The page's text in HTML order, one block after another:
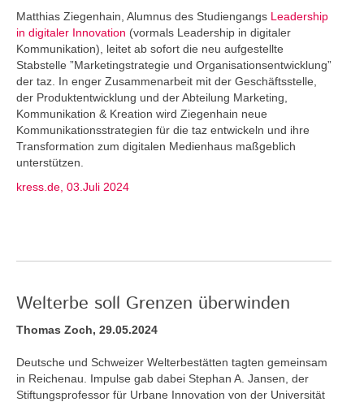
Matthias Ziegenhain, Alumnus des Studiengangs Leadership
in digitaler Innovation (vormals Leadership in digitaler
Kommunikation), leitet ab sofort die neu aufgestellte
Stabstelle ”Marketingstrategie und Organisationsentwicklung”
der taz. In enger Zusammenarbeit mit der Geschäftsstelle,
der Produktentwicklung und der Abteilung Marketing,
Kommunikation & Kreation wird Ziegenhain neue
Kommunikationsstrategien für die taz entwickeln und ihre
Transformation zum digitalen Medienhaus maßgeblich
unterstützen.
kress.de, 03.Juli 2024
Welterbe soll Grenzen überwinden
Thomas Zoch, 29.05.2024
Deutsche und Schweizer Welterbestätten tagten gemeinsam
in Reichenau. Impulse gab dabei Stephan A. Jansen, der
Stiftungsprofessor für Urbane Innovation von der Universität